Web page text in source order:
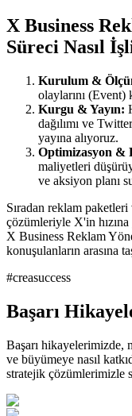
X Business
Süreci Nasıl
Kurulum &
olaylarını
Kurgu & Yayın:
dağılımı ve
yayına alıyoruz.
Optimizasyon &
maliyetleri
ve aksiyon planı
Sıradan reklam
çözümleriyle X'in
X Business Reklam
konuşulanların arasına
#creasuccess
Başarı
Başarı hikayelerimizde,
ve büyümeye nasıl
stratejik çözümlerimizle